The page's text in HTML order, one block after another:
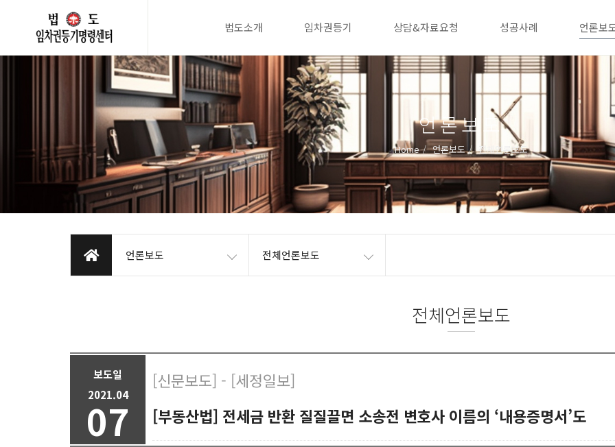
법도소개 임차권등기 상담&자료요청 성공사례 언론보
언론보도
Home 언론보도 전체언론보도
언론보도 전체언론보도
전체언론보도
보도일
2021.04
07
[신문보도] - [세정일보]
[부동산법] 전세금 반환 질질끌면 소송전 변호사 이름의 ‘내용증명서’도